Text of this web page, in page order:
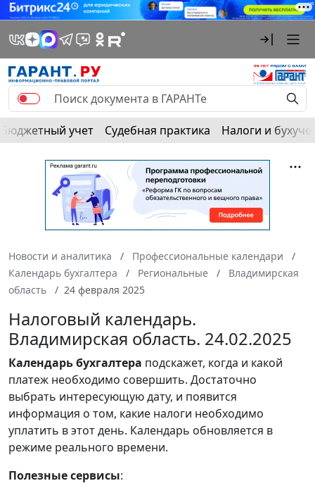
Бюджетный учет Судебная практика Налоги и
Новости и аналитика
Профессиональные календари
Календарь бухгалтера
Региональные
Владимирская
область
24 февраля 2025
Налоговый календарь.
Владимирская область. 24.02.2025
Календарьбухгалтера подскажет, когда и какой
платеж необходимо совершить. Достаточно
выбрать интересующую дату, и появится
информация о том, какие налоги необходимо
уплатить в этот день. Календарь обновляется в
режиме реального времени.
Полезные сервисы: